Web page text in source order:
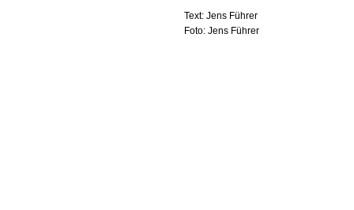
Text: Jens Führer
Foto: Jens Führer